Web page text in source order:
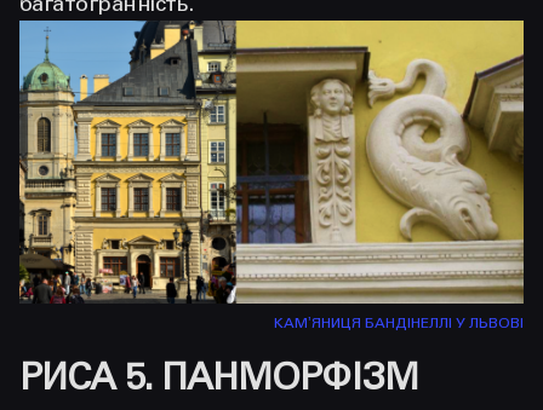
багатогранність.
КАМʼЯНИЦЯ БАНДІНЕЛЛІ У ЛЬВОВІ
РИСА 5. ПАНМОРФІЗМ